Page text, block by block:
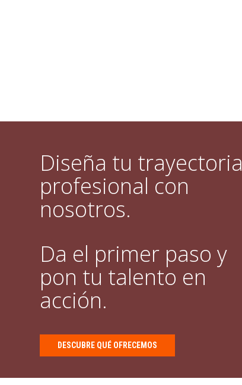
Diseña tu trayectoria
profesional con
nosotros.
Da el primer paso y
pon tu talento en
acción.
DESCUBRE QUÉ OFRECEMOS